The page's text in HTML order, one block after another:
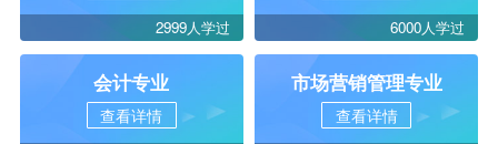
2999人学过 6000人学过
会计专业
查看详情
市场营销管理专业
查看详情